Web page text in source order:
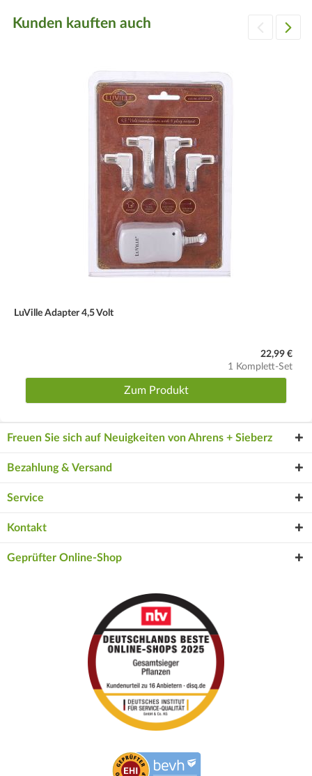
Kunden kauften auch
LuVille Adapter 4,5 Volt
22,99 €
1 Komplett-Set
Zum Produkt
Freuen Sie sich auf Neuigkeiten von Ahrens + Sieberz
Bezahlung & Versand
Service
Kontakt
Geprüfter Online-Shop